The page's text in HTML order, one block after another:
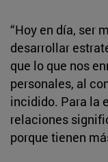
“Hoy en día, ser
desarrollar
que lo que nos
personales, al
incidido. Para la
relaciones
porque tienen